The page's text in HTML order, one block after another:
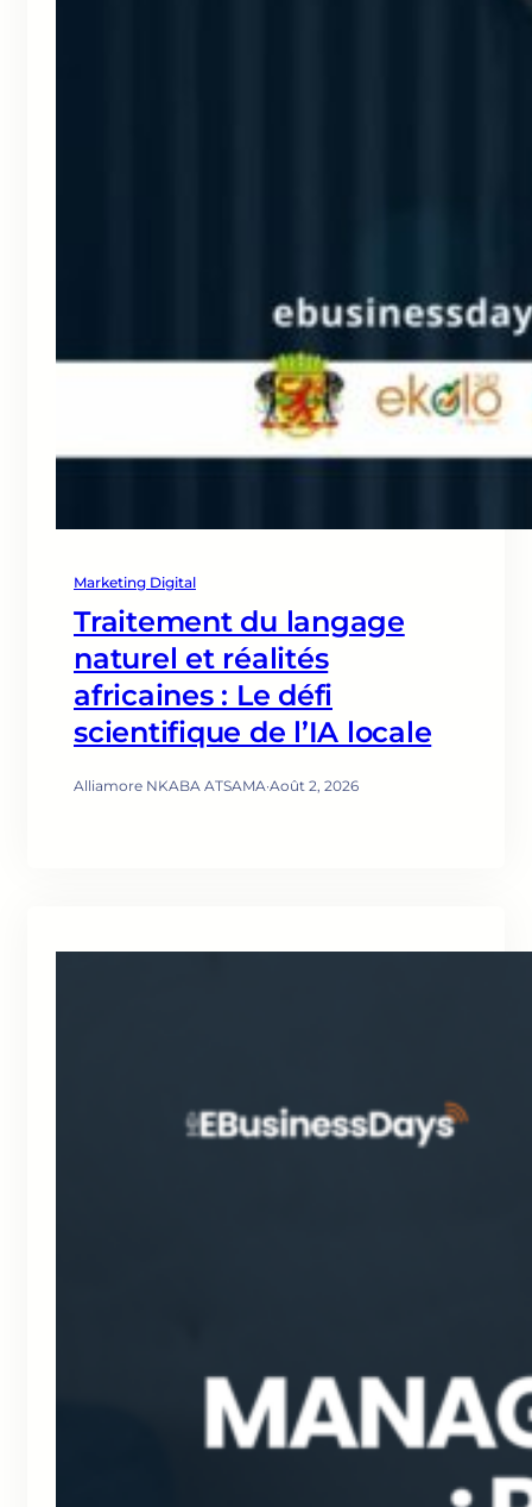
Marketing Digital
Traitement du langage
naturel et réalités
africaines : Le défi
scientifique de l’IA locale
Alliamore NKABA ATSAMA·Août 2, 2026